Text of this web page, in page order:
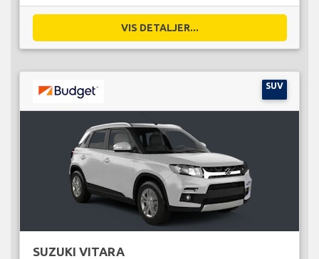
VIS DETALJER...
SUV
SUZUKI VITARA